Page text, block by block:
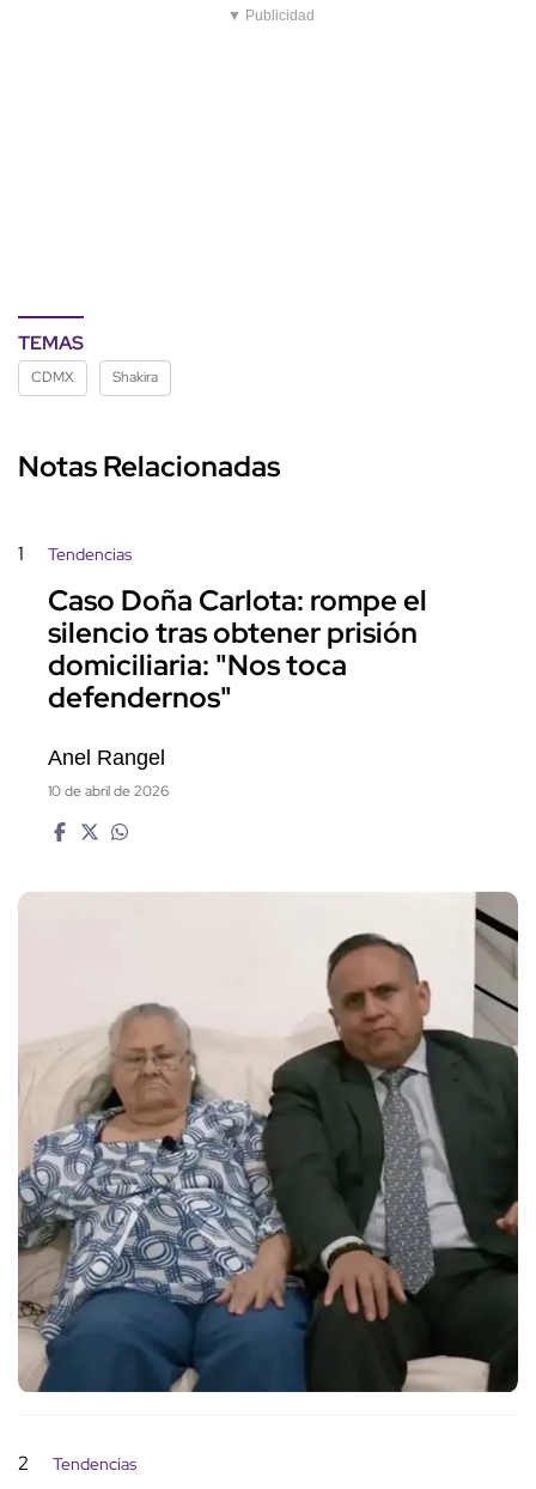
▼ Publicidad
TEMAS
CDMX Shakira
Notas Relacionadas
1 Tendencias
Caso Doña Carlota: rompe el
silencio tras obtener prisión
domiciliaria: "Nos toca
defendernos"
Anel Rangel
10 de abril de 2026
2 Tendencias